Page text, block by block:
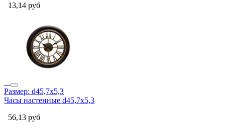
13,14 руб
Размер: d45,7х5,3
Часы настенные d45,7х5,3
56,13 руб